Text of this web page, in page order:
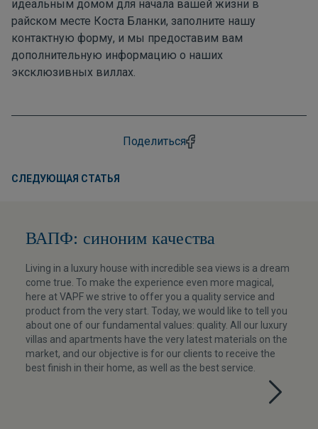
идеальным домом для начала вашей жизни в
райском месте Коста Бланки, заполните нашу
контактную форму, и мы предоставим вам
дополнительную информацию о наших
эксклюзивных виллах.
Поделиться
СЛЕДУЮЩАЯ СТАТЬЯ
ВАПФ: синоним качества
Living in a luxury house with incredible sea views is a dream
come true. To make the experience even more magical,
here at VAPF we strive to offer you a quality service and
product from the very start. Today, we would like to tell you
about one of our fundamental values: quality. All our luxury
villas and apartments have the very latest materials on the
market, and our objective is for our clients to receive the
best finish in their home, as well as the best service.